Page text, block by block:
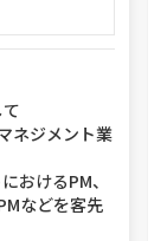
ネジメント業
おけるPM、
などを客先